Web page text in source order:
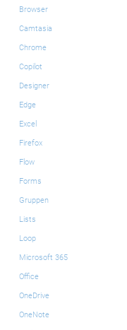
Browser
Camtasia
Chrome
Copilot
Designer
Edge
Excel
Firefox
Flow
Forms
Gruppen
Lists
Loop
Microsoft 365
Office
OneDrive
OneNote